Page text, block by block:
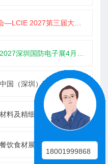
三届大湾区国际液冷产业大会暨展览会（深圳）
深圳国防电子展4月9日启幕
深圳）国际国防电子博览会
精细化工大会暨展览会定档苏州
饮食材展会5月20日召开
18001999868